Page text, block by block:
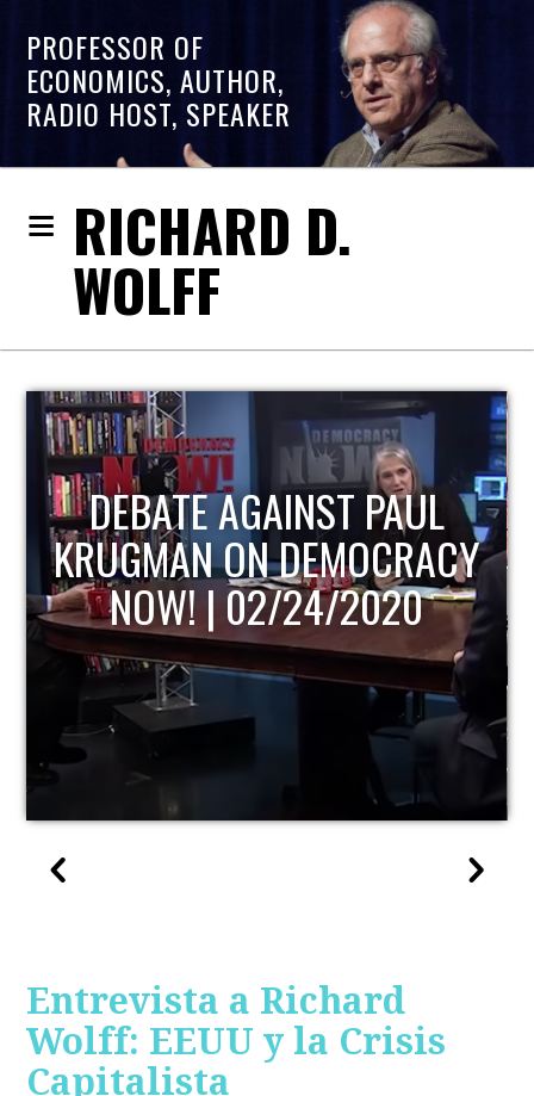
PROFESSOR OF
ECONOMICS, AUTHOR,
RADIO HOST, SPEAKER
RICHARD D.
WOLFF
DEBATE AGAINST PAUL
KRUGMAN ON DEMOCRACY
NOW! | 02/24/2020
Entrevista a Richard
Wolff: EEUU y la Crisis
Capitalista